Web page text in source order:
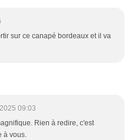
sur ce canapé bordeaux et il va
09:03
Rien à redire, c'est
à vous.